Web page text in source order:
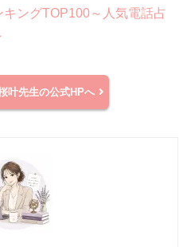
ングTOP100～人気電話占
叶先生の公式HPへ